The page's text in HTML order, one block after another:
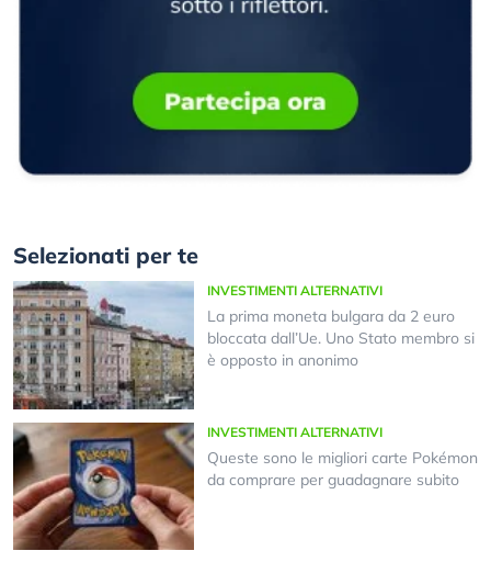
Selezionati per te
INVESTIMENTI ALTERNATIVI
La prima moneta bulgara da 2 euro
bloccata dall’Ue. Uno Stato membro si
è opposto in anonimo
INVESTIMENTI ALTERNATIVI
Queste sono le migliori carte Pokémon
da comprare per guadagnare subito